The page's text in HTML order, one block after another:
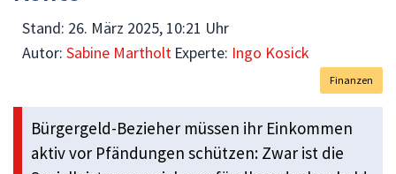
Stand: 26. März 2025, 10:21 Uhr
Autor: Sabine Martholt Experte: Ingo Kosick
Finanzen
Bürgergeld-Bezieher müssen ihr Einkommen
aktiv vor Pfändungen schützen: Zwar ist die